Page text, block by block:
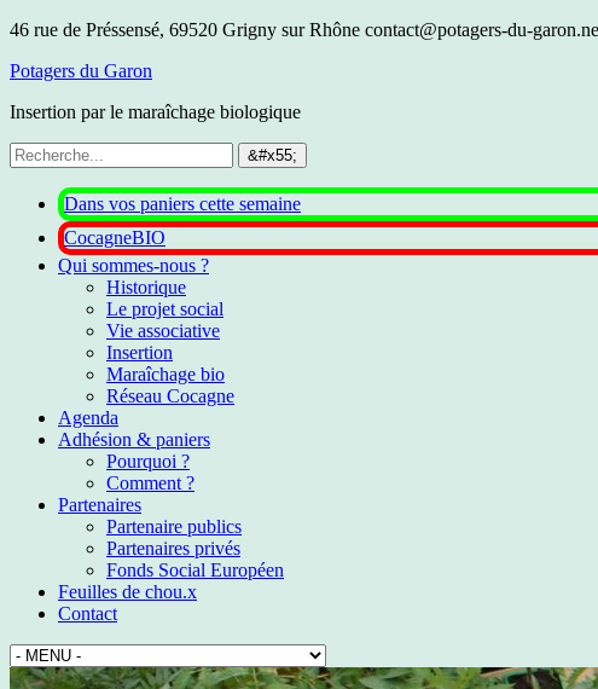
46 rue de Préssensé, 69520 Grigny sur Rhône contact@potagers-du-
Potagers du Garon
Insertion par le maraîchage biologique
Dans vos paniers cette semaine
CocagneBIO
Qui sommes-nous ?
Historique
Le projet social
Vie associative
Insertion
Maraîchage bio
Réseau Cocagne
Agenda
Adhésion & paniers
Pourquoi ?
Comment ?
Partenaires
Partenaire publics
Partenaires privés
Fonds Social Européen
Feuilles de chou.x
Contact